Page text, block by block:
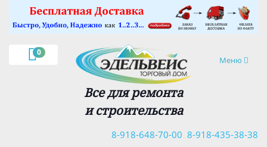
0
Навигация
Меню
Все для ремонта
и строительства
8-918-435-38-38
8-918-648-70-00
×